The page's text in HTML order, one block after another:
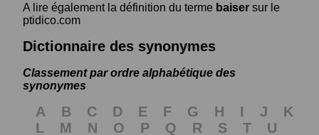
A lire également la définition du terme baiser sur le
ptidico.com
Dictionnaire des synonymes
Classement par ordre alphabétique des
synonymes
A B C D E F G H I J
K
L
M N O P Q R S T
U